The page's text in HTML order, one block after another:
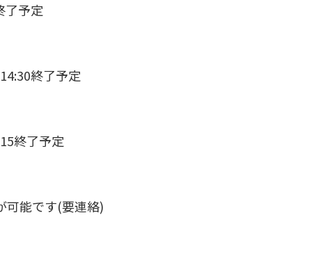
予定
終了予定
終了予定
可能です(要連絡)